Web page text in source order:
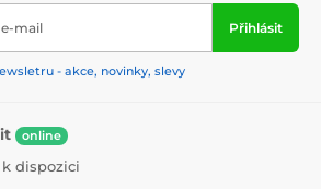
mail Přihlásit
- akce, novinky, slevy
online
dispozici